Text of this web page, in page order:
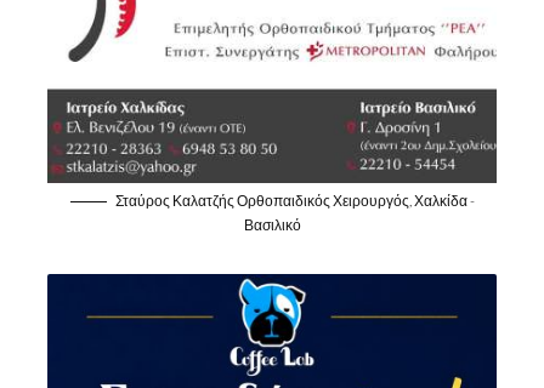
Σταύρος Καλατζής Ορθοπαιδικός Χειρουργός, Χαλκίδα -
Βασιλικό